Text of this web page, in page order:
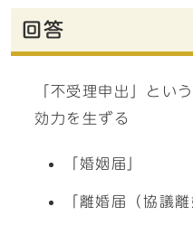
回答
「不受理申出」とい
効力を生ずる
「婚姻届」
「離婚届（協議離